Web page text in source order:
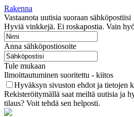
Rakenna
Vastaanota uutisia suoraan sähköpostiisi
Hyviä vinkkejä. Ei roskapostia. Vain
Anna sähköpostiosoite
Tule mukaan
Ilmoittautuminen suoritettu - kiitos
Hyväksyn sivuston ehdot ja tietojen
Rekisteröitymällä saat meiltä uutisia ja
tilaus? Voit tehdä sen helposti.